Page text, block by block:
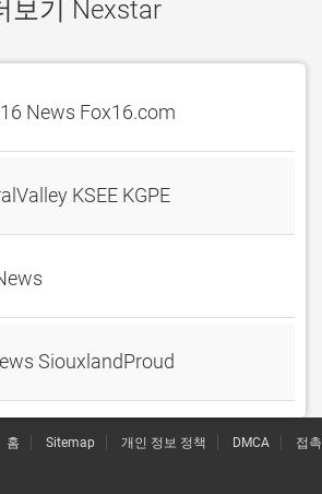
보기 Nexstar
News Fox16.com
KSEE KGPE
SiouxlandProud
홈 Sitemap 개인 정보 정책 DMCA 접촉